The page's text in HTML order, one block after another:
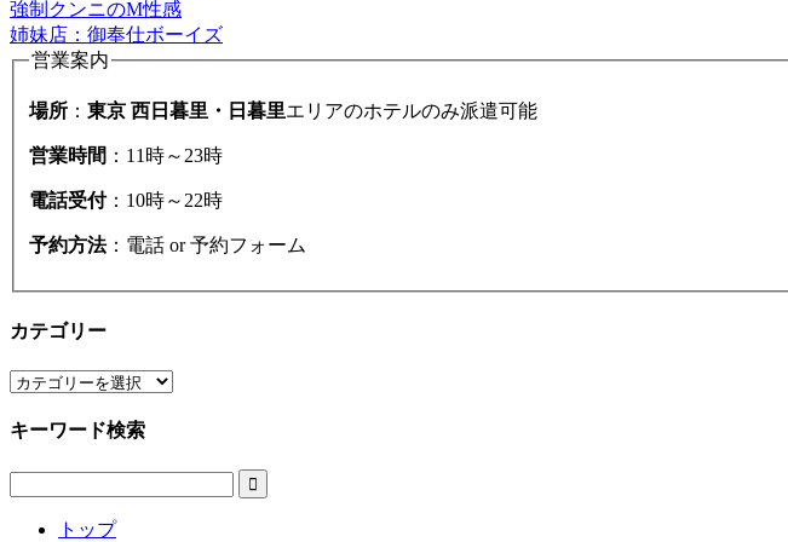
強制クンニのM性感
姉妹店：御奉仕ボーイズ
営業案内
場所 ： 東京 西日暮里・日暮里エリアのホテルのみ派遣可能
営業時間 ：11時～23時
電話受付：10時～22時
予約方法：電話 or 予約フォーム
カテゴリー
カ
ゴ
キーワード検索

トップ